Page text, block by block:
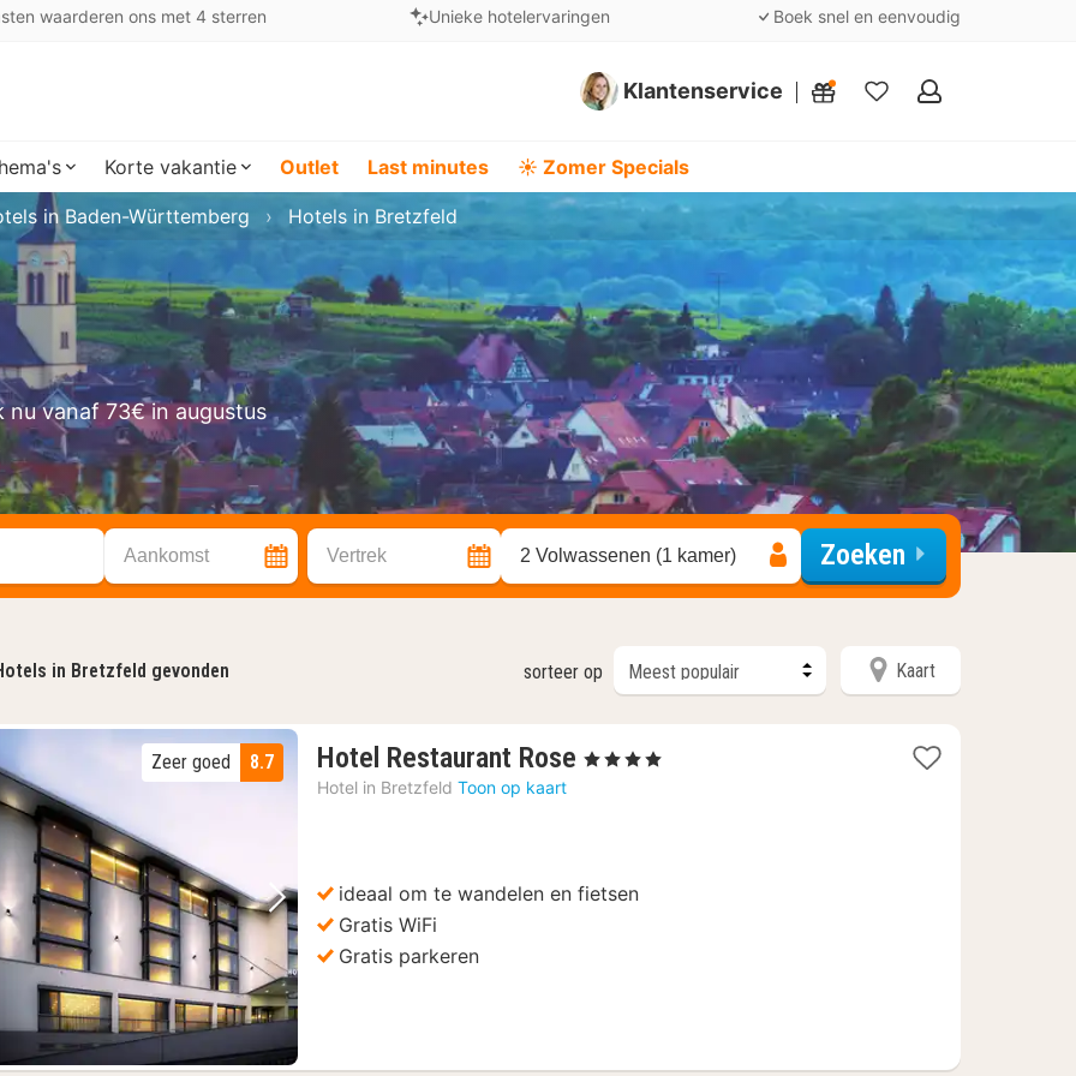
waarderen ons met 4 sterren Unieke hotelervaringen Boek snel en eenvoudig
Klantenservice
Mijn
Korte vakantie Outlet Last minutes ☀️ Zomer Specials
nu vanaf 73€ in augustus
in Baden-Württemberg Hotels in Bretzfeld
Aankomst Vertrek 2 Volwassenen (1 kamer) Zoeken
in Bretzfeld gevonden sorteer op Kaart
Vorige foto Volgende foto
8.7
Zeer goed Hotel Restaurant Rose 3
, 4 Sterren
Hotel in Bretzfeld Toon op kaart
ideaal om te wandelen en fietsen
Gratis WiFi
Gratis parkeren